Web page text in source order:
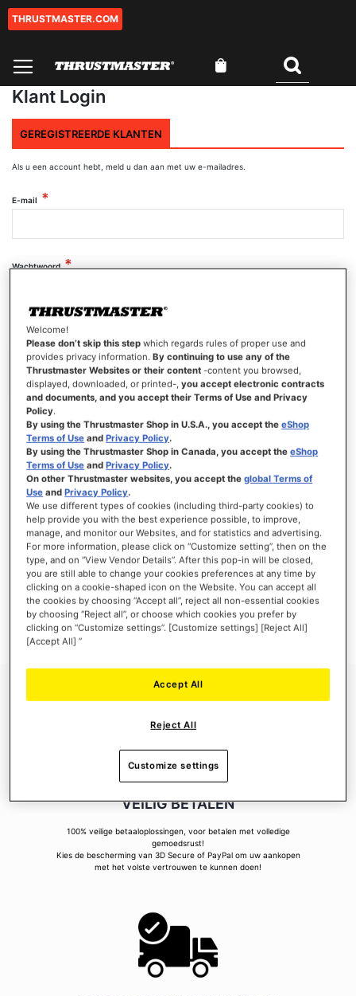
Ga
inhoud
THRUSTMASTER.COM
Klant Login
GEREGISTREERDE KLANTEN
Als u een account hebt, meld u dan aan met uw e-mailadres.
E-mail
Wachtwoord
Wachtwoord tonen
INLOGGEN
Wachtwoord vergeten?
NIEUWE KLANTEN
Het aanmaken van een account heeft vele voordelen: sneller afhandelen, meer dan
één adres registreren, volgen van bestellingen en meer.
ACCOUNT AANMAKEN
VEILIG BETALEN
100% veilige betaaloplossingen, voor betalen met volledige
gemoedsrust!
Kies de bescherming van 3D Secure of PayPal om uw aankopen
met het volste vertrouwen te kunnen doen!
Welcome!
Please don’t skip this step which regards rules of proper use and
provides privacy information.By continuing to use any of the
Thrustmaster Websites or their content -content you browsed,
displayed, downloaded, or printed-,you accept electronic contracts
and documents, and you accept their Terms of Use and Privacy
Policy.
By using the Thrustmaster Shop in U.S.A., you accept theeShop
Terms of Use andPrivacy Policy.
By using the Thrustmaster Shop in Canada, you accept theeShop
Terms of Use andPrivacy Policy.
On other Thrustmaster websites, you accept theglobal Terms of
Use andPrivacy Policy.
We use different types of cookies (including third-party cookies) to
help provide you with the best experience possible, to improve,
manage, and monitor our Websites, and for statistics and advertising.
For more information, please click on “Customize setting”, then on the
type, and on “View Vendor Details”. After this pop-in will be closed,
you are still able to change your cookies preferences at any time by
clicking on a cookie-shaped icon on the Website. You can accept all
the cookies by choosing “Accept all”, reject all non-essential cookies
by choosing “Reject all”, or choose which cookies you prefer by
clicking on “Customize settings”. [Customize settings] [Reject All]
[Accept All] ”
Reject All
Accept All
Customize settings